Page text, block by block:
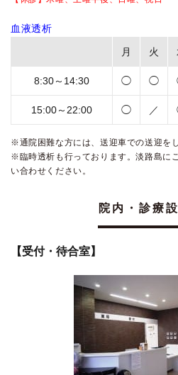
血液透析
月 火
8:30～14:30 ◯ ◯
15:00～22:00 ◯ ／
※通院困難な方には、送迎車での送迎を
※臨時透析も行っております。淡路島に
い合わせください。
院内・診療
【受付・待合室】